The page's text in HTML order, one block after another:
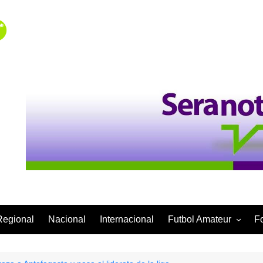
Nacional Internacional Futbol Amateur